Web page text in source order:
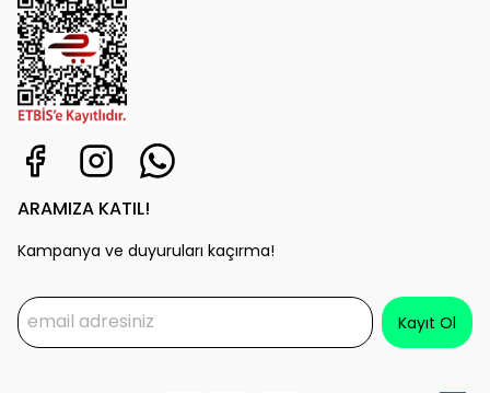
ARAMIZA KATIL!
Kampanya ve duyuruları kaçırma!
Kayıt Ol